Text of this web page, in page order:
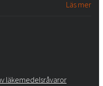
Läs mer
läkemedelsråvaror